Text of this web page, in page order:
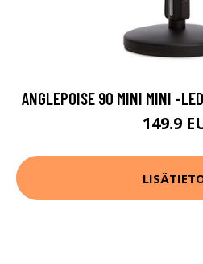
ANGLEPOISE 90 MINI MINI -
149.9